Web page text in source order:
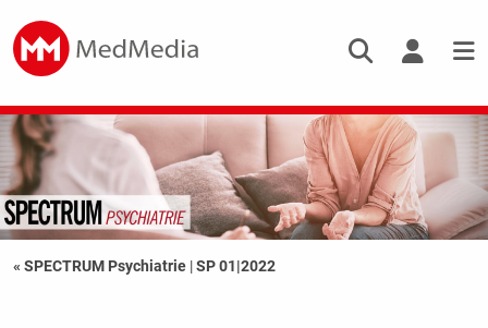
« SPECTRUM Psychiatrie |SP 01|2022